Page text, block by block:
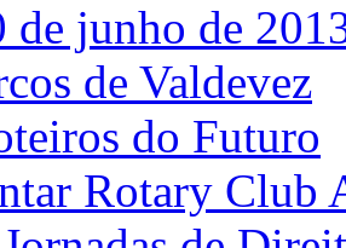
de junho de
de Valdevez
do Futuro
Rotary Club